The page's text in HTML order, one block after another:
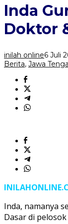
Inda
Doktor
inilah online6 Juli
Berita, Jawa
Inda, namanya
Dasar di